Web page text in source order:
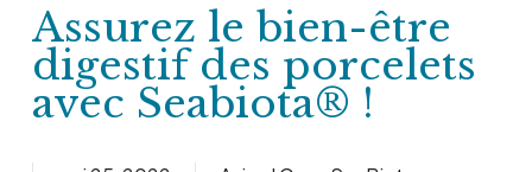
Assurez le bien-être
digestif des porcelets
avec Seabiota® !